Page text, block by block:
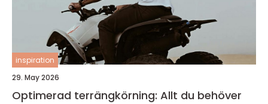
inspiration
29. May 2026
Optimerad terrängkörning: Allt du behöver